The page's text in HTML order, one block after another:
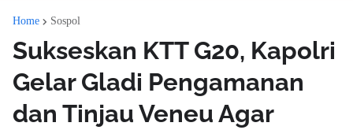
Home Sospol
Sukseskan KTT G20, Kapolri
Gelar Gladi Pengamanan
dan Tinjau Veneu Agar